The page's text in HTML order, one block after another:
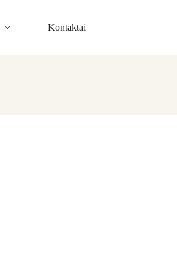
Kontaktai